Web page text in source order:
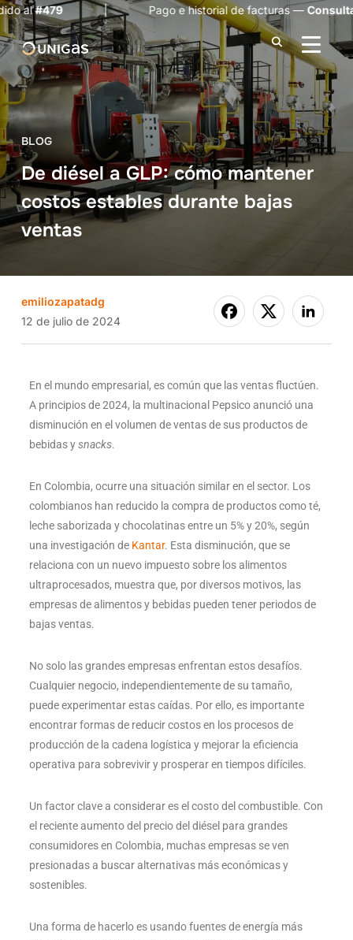
| Pago e historial de facturas —Consulta aquí
BLOG
De diésel a GLP: cómo mantener
costos estables durante bajas
ventas
emiliozapatadg
12 de julio de 2024
En el mundo empresarial, es común que las ventas fluctúen.
A principios de 2024, la multinacional Pepsico anunció una
disminución en el volumen de ventas de sus productos de
bebidas ysnacks.
En Colombia, ocurre una situación similar en el sector. Los
colombianos han reducido la compra de productos como té,
leche saborizada y chocolatinas entre un 5% y 20%, según
una investigación de Kantar. Esta disminución, que se
relaciona con un nuevo impuesto sobre los alimentos
ultraprocesados, muestra que, por diversos motivos, las
empresas de alimentos y bebidas pueden tener periodos de
bajas ventas.
No solo las grandes empresas enfrentan estos desafíos.
Cualquier negocio, independientemente de su tamaño,
puede experimentar estas caídas. Por ello, es importante
encontrar formas de reducir costos en los procesos de
producción de la cadena logística y mejorar la eficiencia
operativa para sobrevivir y prosperar en tiempos difíciles.
Un factor clave a considerar es el costo del combustible. Con
el reciente aumento del precio del diésel para grandes
consumidores en Colombia, muchas empresas se ven
presionadas a buscar alternativas más económicas y
sostenibles.
Una forma de hacerlo es usando fuentes de energía más